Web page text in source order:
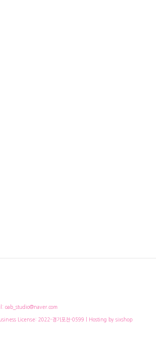
oab_studio@naver.com
License: 2022-경기포천-0599 | Hosting by sixshop